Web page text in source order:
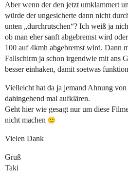
Aber wenn der den jetzt umklammert
würde der ungesicherte dann nicht
unten „durchrutschen“? Ich weiß ja
ob man eher sanft abgebremst wird
100 auf 4kmh abgebremst wird. Dann
Fallschirm ja schon irgendwie mit ans
besser einhaken, damit soetwas
Vielleicht hat da ja jemand Ahnung
dahingehend mal aufklären.
Geht hier wie gesagt nur um diese
nicht machen
Vielen Dank
Gruß
Taki